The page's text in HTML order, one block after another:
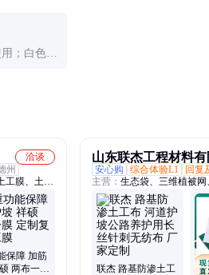
；白色或
洽谈
州
工膜、土工
保障 加筋
两布一膜
山东联杰工程材料有
安心购
综合体验L1 回复
主营： 生态袋、三维植被
工格栅、复合土工膜、防
缝胶、椰丝毯
联杰 路基防渗土工